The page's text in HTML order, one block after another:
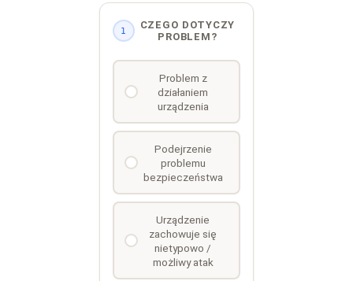
1
CZEGO DOTYCZY
PROBLEM?
Problem z
działaniem
urządzenia
Podejrzenie
problemu
bezpieczeństwa
Urządzenie
zachowuje się
nietypowo /
możliwy atak